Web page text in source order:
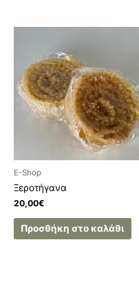
E-Shop
Ξεροτήγανα
20,00€
Προσθήκη στο καλάθι